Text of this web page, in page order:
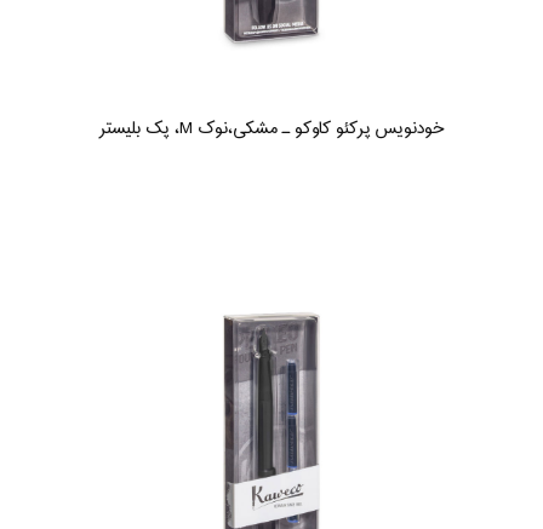
خودنویس پرکئو کاوکو ـ مشکی،نوک M، پک بلیستر